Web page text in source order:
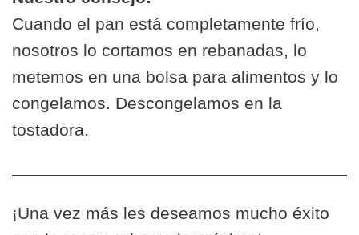
Cuando el pan está completamente frío,
nosotros lo cortamos en rebanadas, lo
metemos en una bolsa para alimentos y lo
congelamos. Descongelamos en la
tostadora.
¡Una vez más les deseamos mucho éxito